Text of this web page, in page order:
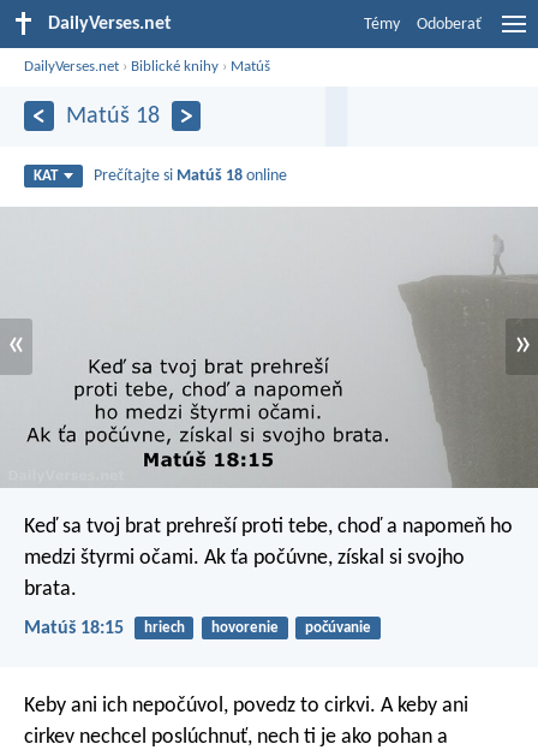
DailyVerses.net Témy Odoberať
DailyVerses.net › Biblické knihy › Matúš
Matúš 18
KAT Prečítajte si Matúš 18 online
« »
Keď sa tvoj brat prehreší proti tebe, choď a napomeň ho
medzi štyrmi očami. Ak ťa počúvne, získal si svojho
brata.
Matúš 18:15 hriech hovorenie počúvanie
Keby ani ich nepočúvol, povedz to cirkvi. A keby ani
cirkev nechcel poslúchnuť, nech ti je ako pohan a